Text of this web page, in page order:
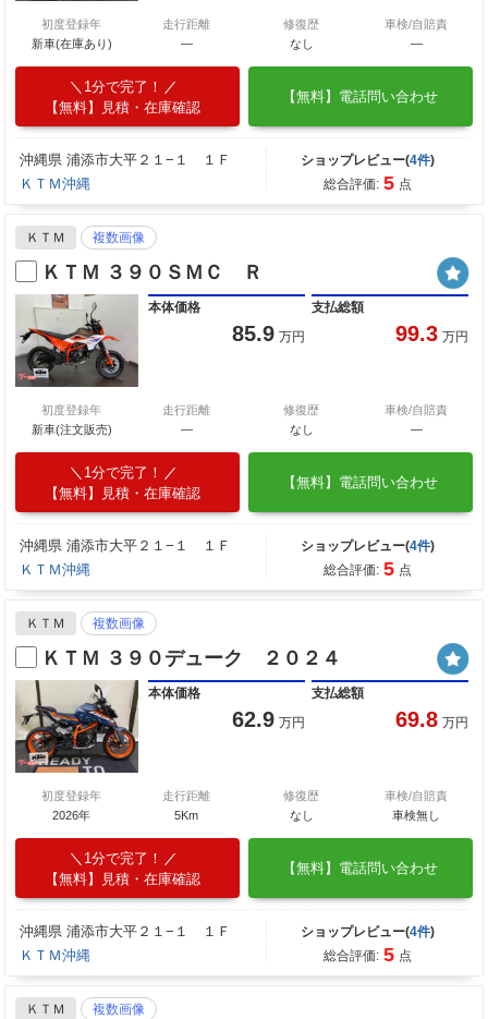
初度登録年
新車(在庫あり)
走行距離
―
修復歴
なし
車検/自賠責
―
1分で完了！
【無料】見積・在庫確認
【無料】電話問い合わせ
沖縄県 浦添市大平２１−１ １Ｆ
ＫＴＭ沖縄
ショップレビュー(4件)
総合評価: 5 点
ＫＴＭ 複数画像
ＫＴＭ ３９０ＳＭＣ Ｒ
本体価格
85.9 万円
支払総額
99.3 万円
初度登録年
新車(注文販売)
走行距離
―
修復歴
なし
車検/自賠責
―
1分で完了！
【無料】見積・在庫確認
【無料】電話問い合わせ
沖縄県 浦添市大平２１−１ １Ｆ
ＫＴＭ沖縄
ショップレビュー(4件)
総合評価: 5 点
ＫＴＭ 複数画像
ＫＴＭ ３９０デューク ２０２４
本体価格
62.9 万円
支払総額
69.8 万円
初度登録年
2026年
走行距離
5Km
修復歴
なし
車検/自賠責
車検無し
1分で完了！
【無料】見積・在庫確認
【無料】電話問い合わせ
沖縄県 浦添市大平２１−１ １Ｆ
ＫＴＭ沖縄
ショップレビュー(4件)
総合評価: 5 点
ＫＴＭ 複数画像